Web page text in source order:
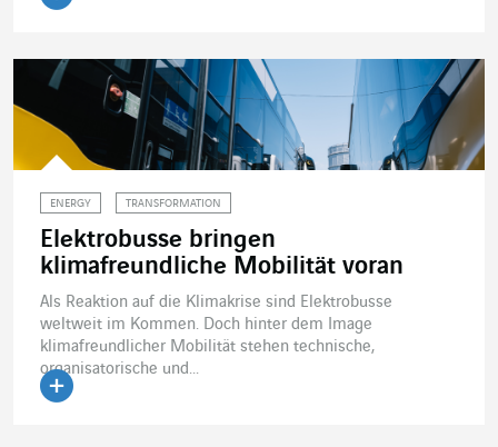
ENERGY TRANSFORMATION
Elektrobusse bringen
klimafreundliche Mobilität voran
Als Reaktion auf die Klimakrise sind Elektrobusse
weltweit im Kommen. Doch hinter dem Image
klimafreundlicher Mobilität stehen technische,
organisatorische und...